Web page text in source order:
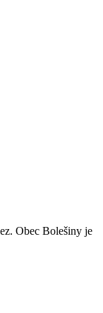
Obec Bolešiny je